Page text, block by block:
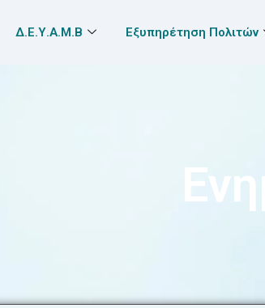
Δ.Ε.Υ.Α.Μ.Β Εξυπηρέτηση Πολιτών